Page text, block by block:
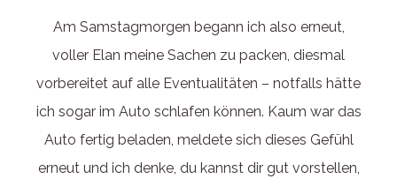
Am Samstagmorgen begann ich also erneut,
voller Elan meine Sachen zu packen, diesmal
vorbereitet auf alle Eventualitäten – notfalls hätte
ich sogar im Auto schlafen können. Kaum war das
Auto fertig beladen, meldete sich dieses Gefühl
erneut und ich denke, du kannst dir gut vorstellen,